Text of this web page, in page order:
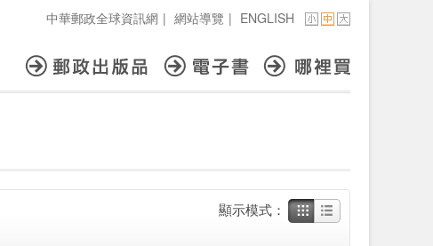
中華郵政全球資訊網 | 網站導覽 | ENGLISH
顯示模式：